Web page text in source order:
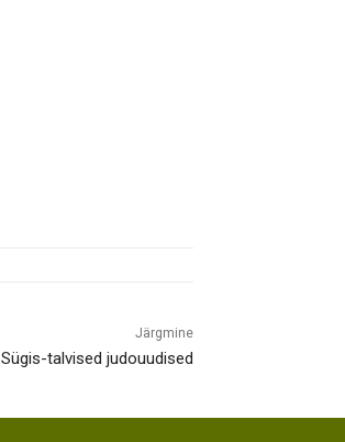
Järgmine
Sügis-talvised judouudised